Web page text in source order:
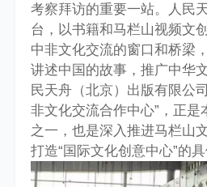
考察拜访的重要一站。人民
台，以书籍和马栏山视频文
中非文化交流的窗口和桥梁
讲述中国的故事，推广中华
民天舟（北京）出版有限公
非文化交流合作中心”，正是
之一，也是深入推进马栏山
打造“国际文化创意中心”的具